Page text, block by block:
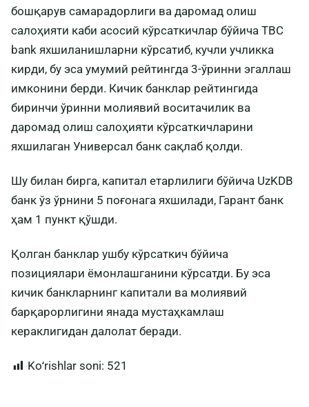
бошқарув самарадорлиги ва даромад олиш
салоҳияти каби асосий кўрсаткичлар бўйича TBC
bank яхшиланишларни кўрсатиб, кучли учликка
кирди, бу эса умумий рейтингда 3-ўринни эгаллаш
имконини берди. Кичик банклар рейтингида
биринчи ўринни молиявий воситачилик ва
даромад олиш салоҳияти кўрсаткичларини
яхшилаган Универсал банк сақлаб қолди.
Шу билан бирга, капитал етарлилиги бўйича UzKDB
банк ўз ўрнини 5 поғонага яхшилади, Гарант банк
ҳам 1 пункт қўшди.
Қолган банклар ушбу кўрсаткич бўйича
позициялари ёмонлашганини кўрсатди. Бу эса
кичик банкларнинг капитали ва молиявий
барқарорлигини янада мустаҳкамлаш
кераклигидан далолат беради.
Koʻrishlar soni: 521